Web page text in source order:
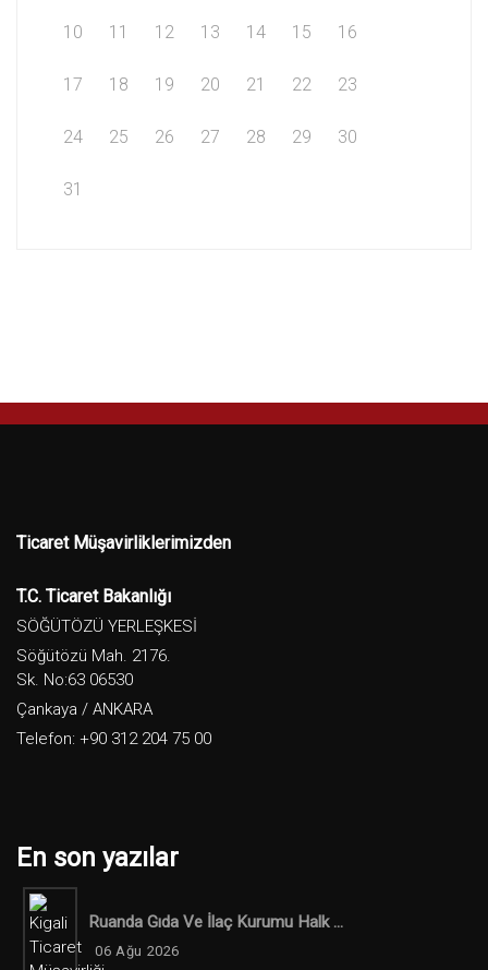
10 11 12 13 14 15 16
17 18 19 20 21 22 23
24 25 26 27 28 29 30
31
Ticaret Müşavirliklerimizden
T.C. Ticaret Bakanlığı
SÖĞÜTÖZÜ YERLEŞKESİ
Söğütözü Mah. 2176.
Sk. No:63 06530
Çankaya / ANKARA
Telefon: +90 312 204 75 00
En son yazılar
Ruanda Gıda Ve İlaç Kurumu Halk ...
06 Ağu 2026